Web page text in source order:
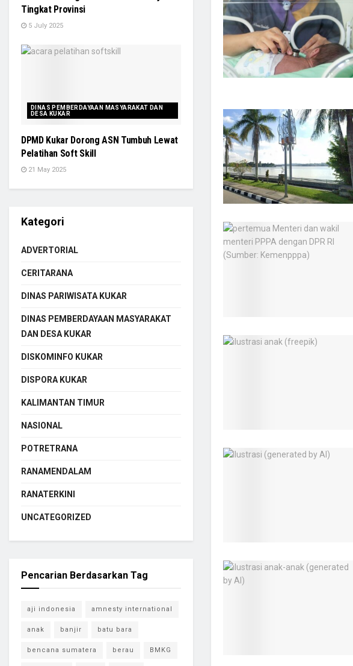
Tingkat Provinsi
5 July 2025
DINAS PEMBERDAYAAN MASYARAKAT DAN
DESA KUKAR
DPMD Kukar Dorong ASN Tumbuh Lewat
Pelatihan Soft Skill
21 May 2025
Kategori
ADVERTORIAL
CERITARANA
DINAS PARIWISATA KUKAR
DINAS PEMBERDAYAAN MASYARAKAT
DAN DESA KUKAR
DISKOMINFO KUKAR
DISPORA KUKAR
KALIMANTAN TIMUR
NASIONAL
POTRETRANA
RANAMENDALAM
RANATERKINI
UNCATEGORIZED
Pencarian Berdasarkan Tag
aji indonesia amnesty international
anak banjir batu bara
bencana sumatera berau BMKG